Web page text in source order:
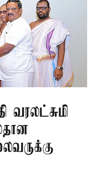
வரலட்சுமி